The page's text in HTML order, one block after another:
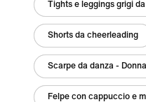
Tights e leggings grigi
Shorts da cheerleading
Scarpe da danza - Donna
Felpe con cappuccio e